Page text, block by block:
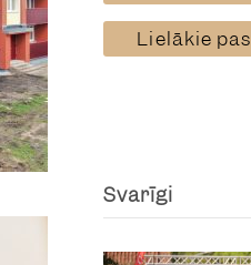
Lielākie
Svarīgi